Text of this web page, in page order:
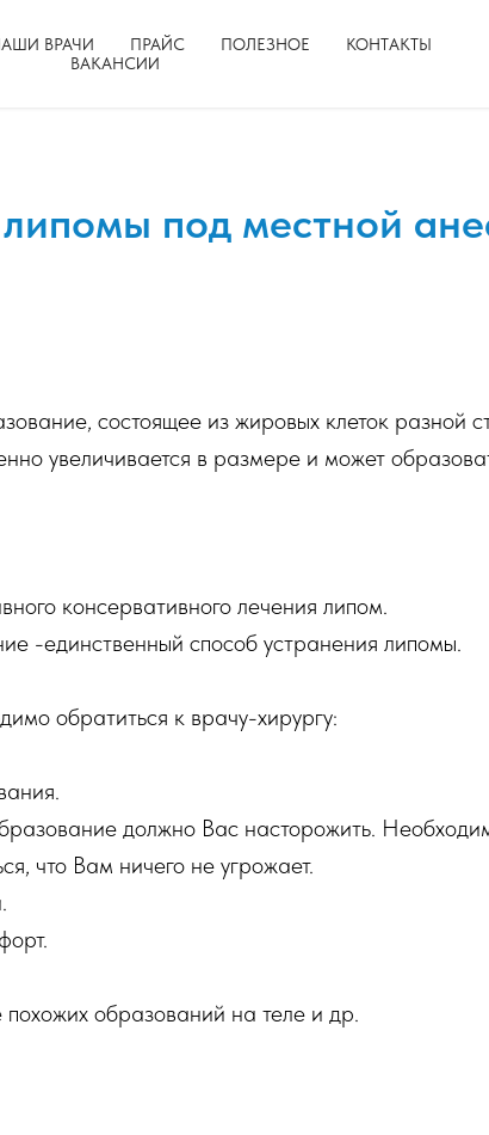
ВРАЧИ ПРАЙС ПОЛЕЗНОЕ
КОНТАКТЫ
ВАКАНСИИ
под местной
состоящее из жировых клеток разной
увеличивается в размере и может
консервативного лечения липом.
-единственный способ устранения липомы.
обратиться к врачу-хирургу:
должно Вас насторожить.
что Вам ничего не угрожает.
образований на теле и др.